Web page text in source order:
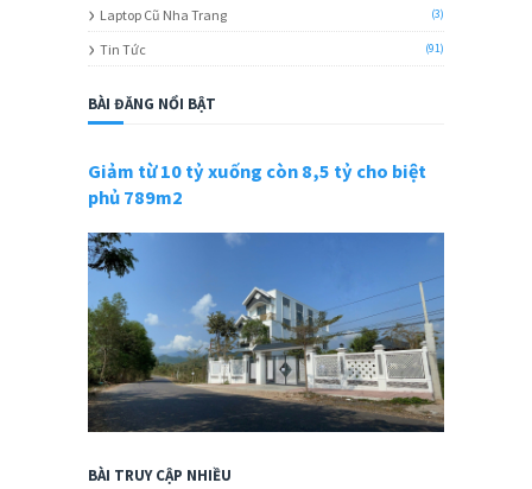
Laptop Cũ Nha Trang (3)
Tin Tức (91)
BÀI ĐĂNG NỔI BẬT
Giảm từ 10 tỷ xuống còn 8,5 tỷ cho biệt
phủ 789m2
BÀI TRUY CẬP NHIỀU